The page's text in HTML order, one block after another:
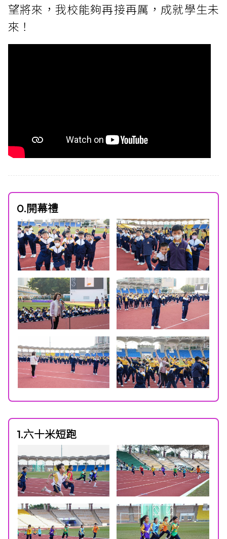
望將來，我校能夠再接再厲，成就學生未
來！
0.開幕禮
1.六十米短跑